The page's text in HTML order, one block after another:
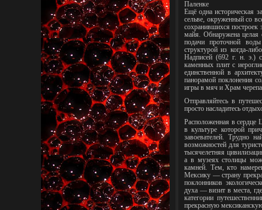
Паленке
Ещё одна историческая
сельве, окруженный со
сохранившихся
майя. Обнаружена целая
подачи проточной
структурой из когда-
Надписей (692 г. н. э.)
каменных плит с
единственной в
панорамой поклонения
игры в мяч и Храм
Отправляйтесь в
просто насладитесь
Расположенная в сердце
в культуре которой
завоевателей. Трудно
возможностей для
тысячелетняя
а в музеях столицы
камней. Тем, кто
Мексику — страну
поклонников
духа — визит в места,
категории
прекрасную